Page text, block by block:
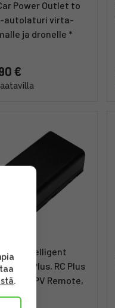
Power Outlet to
-autolaturi virta-
ja dronelle *
€
Intelligent
(RC Plus, RC Plus
2, FPV Remote,
.